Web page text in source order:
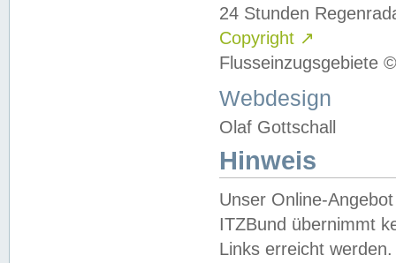
24 Stunden
Copyright ↗
Flusseinzugsgebiete
Webdesign
Olaf Gottschall
Hinweis
Unser Online-
ITZBund übernimmt
Links erreicht